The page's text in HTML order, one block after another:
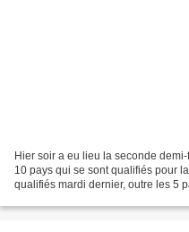
Hier soir a eu lieu la seconde
10 pays qui se sont qualifiés pour
qualifiés mardi dernier, outre les 5